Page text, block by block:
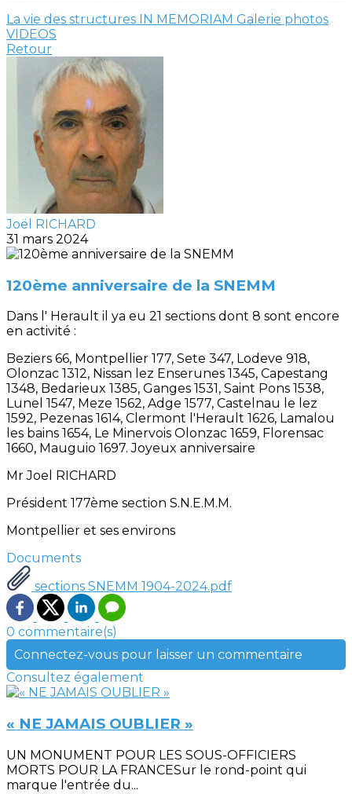
La vie des structures IN MEMORIAM Galerie photos
VIDEOS
Retour
Joël RICHARD
31 mars 2024
120ème anniversaire de la SNEMM
Dans l' Herault il ya eu 21 sections dont 8 sont encore
en activité :
Beziers 66, Montpellier 177, Sete 347, Lodeve 918,
Olonzac 1312, Nissan lez Enserunes 1345, Capestang
1348, Bedarieux 1385, Ganges 1531, Saint Pons 1538,
Lunel 1547, Meze 1562, Adge 1577, Castelnau le lez
1592, Pezenas 1614, Clermont l'Herault 1626, Lamalou
les bains 1654, Le Minervois Olonzac 1659, Florensac
1660, Mauguio 1697. Joyeux anniversaire
Mr Joel RICHARD
Président 177ème section S.N.E.M.M.
Montpellier et ses environs
Documents
sections SNEMM 1904-2024.pdf
0 commentaire(s)
Connectez-vous pour laisser un commentaire
Consultez également
« NE JAMAIS OUBLIER »
UN MONUMENT POUR LES SOUS-OFFICIERS
MORTS POUR LA FRANCESur le rond-point qui
marque l'entrée du...